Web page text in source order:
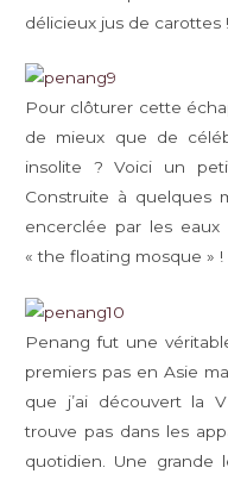
délicieux jus de carottes !
Pour clôturer cette
de mieux que de
insolite ? Voici un
Construite à quelques
encerclée par les
« the floating mosque » !
Penang fut une
premiers pas en Asie
que j’ai découvert la
trouve pas dans les
quotidien. Une grande